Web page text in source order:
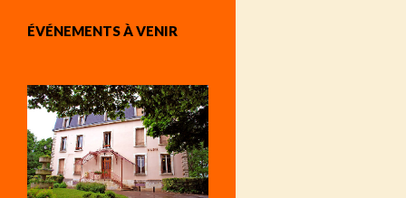
ÉVÉNEMENTS À VENIR